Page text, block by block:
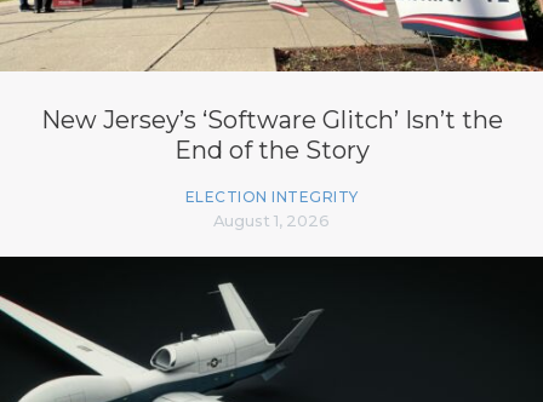
New Jersey’s ‘Software Glitch’ Isn’t the
End of the Story
ELECTION INTEGRITY
August 1, 2026